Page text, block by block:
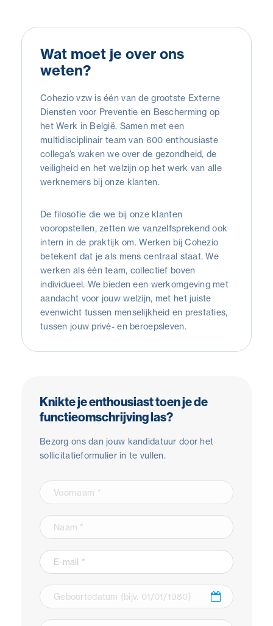
Wat moet je over ons
weten?
Cohezio vzw is één van de grootste Externe
Diensten voor Preventie en Bescherming op
het Werk in België. Samen met een
multidisciplinair team van 600 enthousiaste
collega’s waken we over de gezondheid, de
veiligheid en het welzijn op het werk van alle
werknemers bij onze klanten.
De filosofie die we bij onze klanten
vooropstellen, zetten we vanzelfsprekend ook
intern in de praktijk om. Werken bij Cohezio
betekent dat je als mens centraal staat. We
werken als één team, collectief boven
individueel. We bieden een werkomgeving met
aandacht voor jouw welzijn, met het juiste
evenwicht tussen menselijkheid en prestaties,
tussen jouw privé- en beroepsleven.
Knikte je enthousiast toen je de
functieomschrijving las?
Bezorg ons dan jouw kandidatuur door het
sollicitatieformulier in te vullen.
Email